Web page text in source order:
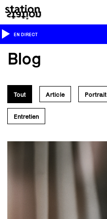
EN DIRECT
Blog
Tout Article Portrait
Entretien